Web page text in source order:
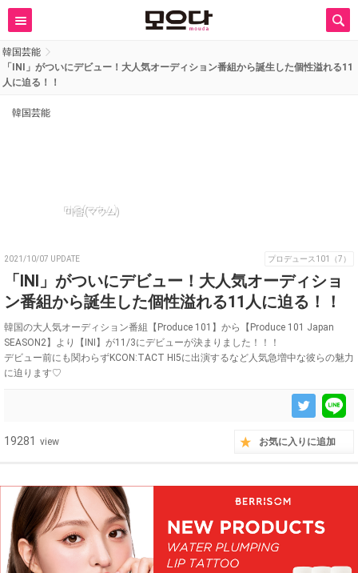
韓国芸能
「INI」がついにデビュー！大人気オーディション番組から誕生した個性溢れる11
人に迫る！！
韓国芸能
마음(マウム)
2021/10/07 UPDATE プロデュース101（7）
「INI」がついにデビュー！大人気オーディショ
ン番組から誕生した個性溢れる11人に迫る！！
韓国の大人気オーディション番組【Produce 101】から【Produce 101 Japan
SEASON2】より【INI】が11/3にデビューが決まりました！！！
デビュー前にも関わらずKCON:TACT HI5に出演するなど人気急増中な彼らの魅力
に迫ります♡
19281 view お気に入りに追加